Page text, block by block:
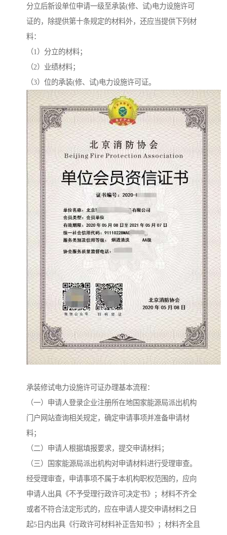
分立后新设单位申请一级至承装(修、试)电力设施许可
证的，除提供第十条规定的材料外，还应当提供下列材
料：
（1）分立的材料；
（2）业绩材料；
（3）位的承装(修、试)电力设施许可证。
承装修试电力设施许可证办理基本流程：
（一）申请人登录企业注册所在地国家能源局派出机构
门户网站查询相关规定，确定申请事项并准备申请材
料；
（二）申请人根据填报要求，提交申请材料；
（三）国家能源局派出机构对申请材料进行受理审查。
经受理审查，申请事项不属于本机构职权范围的，应向
申请人出具《不予受理行政许可决定书》；材料不齐全
或者不符合法定形式的，应在申请人提交申请材料之日
起5日内出具《行政许可材料补正告知书》；材料齐全且